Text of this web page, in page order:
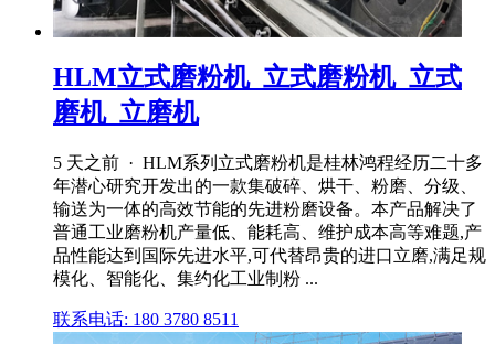
HLM立式磨粉机_立式磨粉机_立式
磨机_立磨机
5 天之前 · HLM系列立式磨粉机是桂林鸿程经历二十多
年潜心研究开发出的一款集破碎、烘干、粉磨、分级、
输送为一体的高效节能的先进粉磨设备。本产品解决了
普通工业磨粉机产量低、能耗高、维护成本高等难题,产
品性能达到国际先进水平,可代替昂贵的进口立磨,满足规
模化、智能化、集约化工业制粉 ...
联系电话: 180 3780 8511